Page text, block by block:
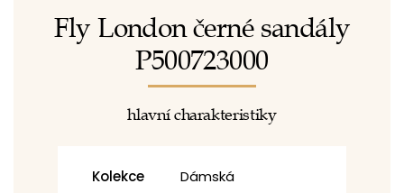
Fly London černé sandály
P500723000
hlavní charakteristiky
Kolekce
Dámská